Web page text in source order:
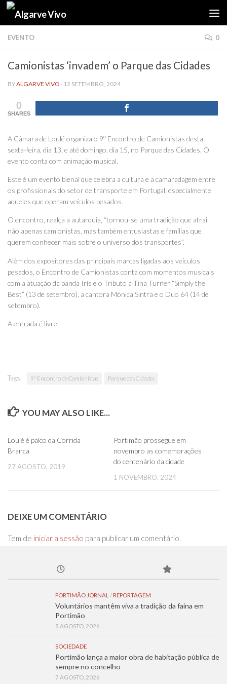
Skip to content
EVENTO 0
Camionistas ‘invadem’ o Parque das Cidades
BYALGARVE VIVO · 12 SETEMBRO, 2024
0
SHARES
A Câmara de Loulé organiza o 9º Encontro de Camionistas desta
sexta-feira, dia 13, e até domingo, dia 15, no Parque das Cidades. O
evento conta com animação musical.
Este é um evento bienal que celebra a cultura e a camaradagem entre
os profissionais do setor de transporte em Portugal, especialmente
aqueles que operam veículos pesados.
O encontro, realça a autarquia, “tornou-se uma tradição que atrai
não apenas camionistas, mas também entusiastas e famílias que
querem conhecer mais sobre o universo dos transportes”.
Além dos expositores das principais marcas ligadas aos veículos
pesados, o Encontro de Camionistas conta com momentos musicais
com a atuação da banda Irís e o Tributo a Tina Turner “Simply the
Best” (13 de setembro), a cantora Mónica Sintra e o Duo 64 (14 de
setembro).
A entrada é livre.
Tags: 9º Encontro de Camionistas Parque das Cidades
YOU MAY ALSO LIKE...
Loulé é palco da Corrida
Branca
27 AGOSTO, 2019
Portimão prossegue em
novembro as comemorações
do centenário da cidade
1 NOVEMBRO, 2024
DEIXE UM COMENTÁRIO
Tem de iniciar a sessão para publicar um comentário.
PORTIMÃO JORNAL / REPORTAGEM
Voluntários mantêm viva a tradição da faina em
Portimão
8 AGOSTO, 2026
SOCIEDADE
Portimão lança a maior obra de habitação pública de
sempre no concelho
7 AGOSTO, 2026